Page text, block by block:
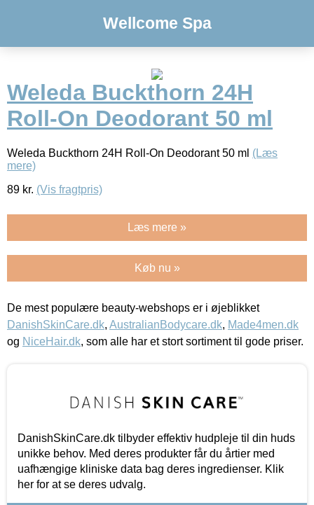
Wellcome Spa
Weleda Buckthorn 24H
Roll-On Deodorant 50 ml
Weleda Buckthorn 24H Roll-On Deodorant 50 ml (Læs
mere)
89 kr. (Vis fragtpris)
Læs mere »
Køb nu »
De mest populære beauty-webshops er i øjeblikket
DanishSkinCare.dk, AustralianBodycare.dk, Made4men.dk
og NiceHair.dk, som alle har et stort sortiment til gode priser.
DanishSkinCare.dk tilbyder effektiv hudpleje til din huds
unikke behov. Med deres produkter får du årtier med
uafhængige kliniske data bag deres ingredienser. Klik
her for at se deres udvalg.